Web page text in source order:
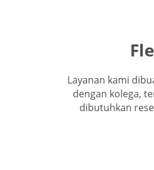
Layanan kami
dengan kolega,
dibutuhkan